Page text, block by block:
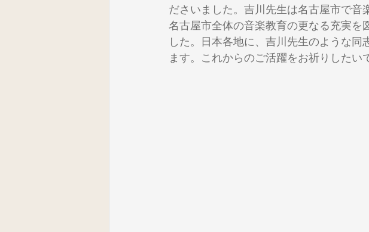
音楽科経営 音楽会 音楽朝会 音楽室経営
ださいました。吉川先生は名古屋市で音
名古屋市全体の音楽教育の更なる充実を
した。日本各地に、吉川先生のような
ます。これからのご活躍をお祈りしたい